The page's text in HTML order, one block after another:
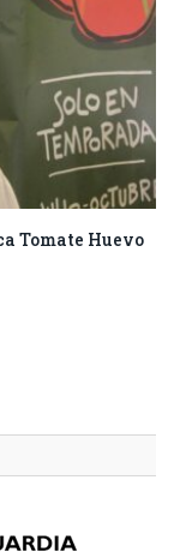
Tomate Huevo